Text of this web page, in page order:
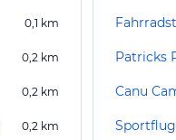
0,1 km
0,2 km
0,2 km
0,2 km
Patricks
Canu